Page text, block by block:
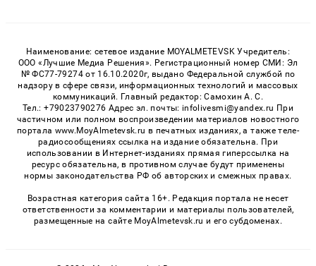
Наименование: сетевое издание MOYALMETEVSK Учредитель:
ООО «Лучшие Медиа Решения». Регистрационный номер СМИ: Эл
№ ФС77-79274 от 16.10.2020г, выдано Федеральной службой по
надзору в сфере связи, информационных технологий и массовых
коммуникаций. Главный редактор: Самохин А. С.
Тел.: +79023790276 Адрес эл. почты: infolivesmi@yandex.ru При
частичном или полном воспроизведении материалов новостного
портала www.MoyAlmetevsk.ru в печатных изданиях, а также теле-
радиосообщениях ссылка на издание обязательна. При
использовании в Интернет-изданиях прямая гиперссылка на
ресурс обязательна, в противном случае будут применены
нормы законодательства РФ об авторских и смежных правах.
Возрастная категория сайта 16+. Редакция портала не несет
ответственности за комментарии и материалы пользователей,
размещенные на сайте MoyAlmetevsk.ru и его субдоменах.